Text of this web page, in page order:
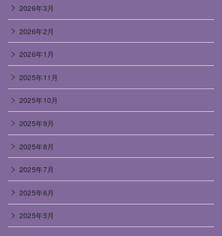
2026年3月
2026年2月
2026年1月
2025年11月
2025年10月
2025年9月
2025年8月
2025年7月
2025年6月
2025年5月